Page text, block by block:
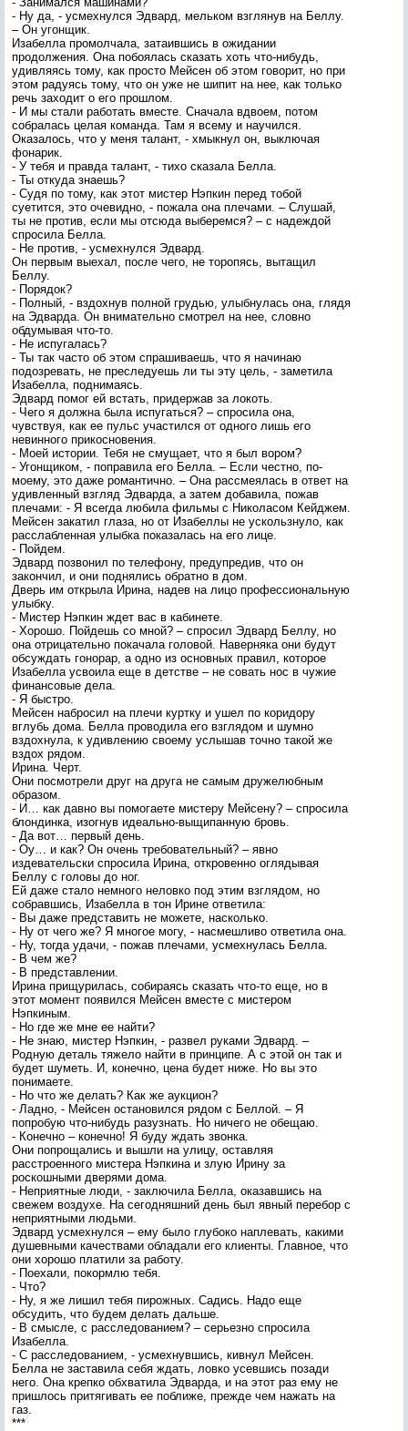
- Ну да, - усмехнулся Эдвард, мельком взглянув на Беллу.
– Он угонщик.
Изабелла промолчала, затаившись в ожидании
продолжения. Она побоялась сказать хоть что-нибудь,
удивляясь тому, как просто Мейсен об этом говорит, но при
этом радуясь тому, что он уже не шипит на нее, как только
речь заходит о его прошлом.
- И мы стали работать вместе. Сначала вдвоем, потом
собралась целая команда. Там я всему и научился.
Оказалось, что у меня талант, - хмыкнул он, выключая
фонарик.
- У тебя и правда талант, - тихо сказала Белла.
- Ты откуда знаешь?
- Судя по тому, как этот мистер Нэпкин перед тобой
суетится, это очевидно, - пожала она плечами. – Слушай,
ты не против, если мы отсюда выберемся? – с надеждой
спросила Белла.
- Не против, - усмехнулся Эдвард.
Он первым выехал, после чего, не торопясь, вытащил
Беллу.
- Порядок?
- Полный, - вздохнув полной грудью, улыбнулась она, глядя
на Эдварда. Он внимательно смотрел на нее, словно
обдумывая что-то.
- Не испугалась?
- Ты так часто об этом спрашиваешь, что я начинаю
подозревать, не преследуешь ли ты эту цель, - заметила
Изабелла, поднимаясь.
Эдвард помог ей встать, придержав за локоть.
- Чего я должна была испугаться? – спросила она,
чувствуя, как ее пульс участился от одного лишь его
невинного прикосновения.
- Моей истории. Тебя не смущает, что я был вором?
- Угонщиком, - поправила его Белла. – Если честно, по-
моему, это даже романтично. – Она рассмеялась в ответ на
удивленный взгляд Эдварда, а затем добавила, пожав
плечами: - Я всегда любила фильмы с Николасом Кейджем.
Мейсен закатил глаза, но от Изабеллы не ускользнуло, как
расслабленная улыбка показалась на его лице.
- Пойдем.
Эдвард позвонил по телефону, предупредив, что он
закончил, и они поднялись обратно в дом.
Дверь им открыла Ирина, надев на лицо профессиональную
улыбку.
- Мистер Нэпкин ждет вас в кабинете.
- Хорошо. Пойдешь со мной? – спросил Эдвард Беллу, но
она отрицательно покачала головой. Наверняка они будут
обсуждать гонорар, а одно из основных правил, которое
Изабелла усвоила еще в детстве – не совать нос в чужие
финансовые дела.
- Я быстро.
Мейсен набросил на плечи куртку и ушел по коридору
вглубь дома. Белла проводила его взглядом и шумно
вздохнула, к удивлению своему услышав точно такой же
вздох рядом.
Ирина. Черт.
Они посмотрели друг на друга не самым дружелюбным
образом.
- И… как давно вы помогаете мистеру Мейсену? – спросила
блондинка, изогнув идеально-выщипанную бровь.
- Да вот… первый день.
- Оу… и как? Он очень требовательный? – явно
издевательски спросила Ирина, откровенно оглядывая
Беллу с головы до ног.
Ей даже стало немного неловко под этим взглядом, но
собравшись, Изабелла в тон Ирине ответила:
- Вы даже представить не можете, насколько.
- Ну от чего же? Я многое могу, - насмешливо ответила она.
- Ну, тогда удачи, - пожав плечами, усмехнулась Белла.
- В чем же?
- В представлении.
Ирина прищурилась, собираясь сказать что-то еще, но в
этот момент появился Мейсен вместе с мистером
Нэпкиным.
- Но где же мне ее найти?
- Не знаю, мистер Нэпкин, - развел руками Эдвард. –
Родную деталь тяжело найти в принципе. А с этой он так и
будет шуметь. И, конечно, цена будет ниже. Но вы это
понимаете.
- Но что же делать? Как же аукцион?
- Ладно, - Мейсен остановился рядом с Беллой. – Я
попробую что-нибудь разузнать. Но ничего не обещаю.
- Конечно – конечно! Я буду ждать звонка.
Они попрощались и вышли на улицу, оставляя
расстроенного мистера Нэпкина и злую Ирину за
роскошными дверями дома.
- Неприятные люди, - заключила Белла, оказавшись на
свежем воздухе. На сегодняшний день был явный перебор с
неприятными людьми.
Эдвард усмехнулся – ему было глубоко наплевать, какими
душевными качествами обладали его клиенты. Главное, что
они хорошо платили за работу.
- Поехали, покормлю тебя.
- Что?
- Ну, я же лишил тебя пирожных. Садись. Надо еще
обсудить, что будем делать дальше.
- В смысле, с расследованием? – серьезно спросила
Изабелла.
- С расследованием, - усмехнувшись, кивнул Мейсен.
Белла не заставила себя ждать, ловко усевшись позади
него. Она крепко обхватила Эдварда, и на этот раз ему не
пришлось притягивать ее поближе, прежде чем нажать на
газ.
***